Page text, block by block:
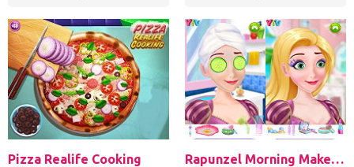
Pizza Realife Cooking Rapunzel Morning Makeup Fashion